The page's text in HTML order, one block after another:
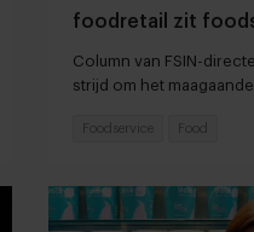
foodretail zit
Column van FSIN-
strijd om het
Foodservice Food